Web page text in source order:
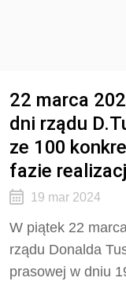
22 marca
dni rządu
ze 100
fazie
19 mar 2024
W piątek 22
rządu Donalda
prasowej w dniu